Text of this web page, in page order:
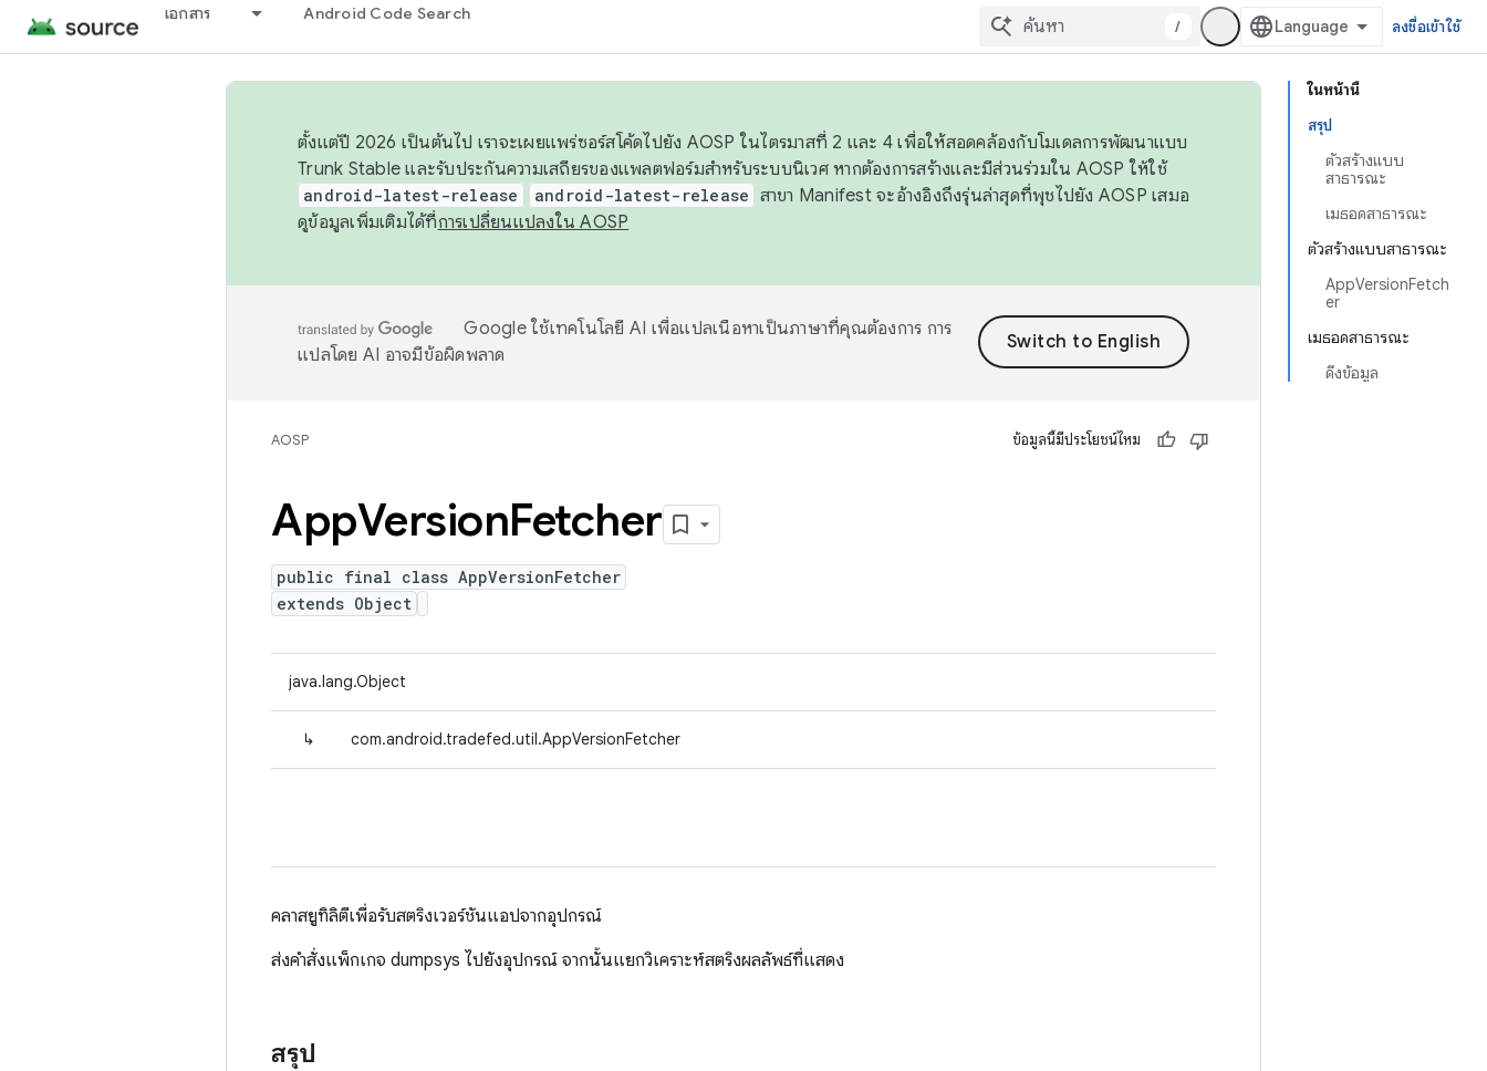
เอกสาร Android Code Search
/ ลงชื่อเข้าใช้
ในหน้านี้
สรุป
ตัวสร้างแบบ
สาธารณะ
เมธอดสาธารณะ
ตัวสร้างแบบสาธารณะ
AppVersionFetch
er
เมธอดสาธารณะ
ดึงข้อมูล
ตั้งแต่ปี 2026 เป็นต้นไป เราจะเผยแพร่ซอร์สโค้ดไปยัง AOSP ในไตรมาสที่ 2 และ 4 เพื่อให้สอดคล้องกับโมเดลการพัฒนาแบบ
Trunk Stable และรับประกันความเสถียรของแพลตฟอร์มสำหรับระบบนิเวศ หากต้องการสร้างและมีส่วนร่วมใน AOSP ให้ใช้
android-latest-release android-latest-release สาขา Manifest จะอ้างอิงถึงรุ่นล่าสุดที่พุชไปยัง AOSP เสมอ
ดูข้อมูลเพิ่มเติมได้ที่การเปลี่ยนแปลงใน AOSP
Google ใช้เทคโนโลยี AI เพื่อแปลเนื้อหาเป็นภาษาที่คุณต้องการ การ
แปลโดย AI อาจมีข้อผิดพลาด
AOSP ข้อมูลนี้มีประโยชน์ไหม
AppVersionFetcher
public final class AppVersionFetcher
extends Object
java.lang.Object
↳ com.android.tradefed.util.AppVersionFetcher
คลาสยูทิลิตีเพื่อรับสตริงเวอร์ชันแอปจากอุปกรณ์
ส่งคําสั่งแพ็กเกจ dumpsys ไปยังอุปกรณ์ จากนั้นแยกวิเคราะห์สตริงผลลัพธ์ที่แสดง
สรุป